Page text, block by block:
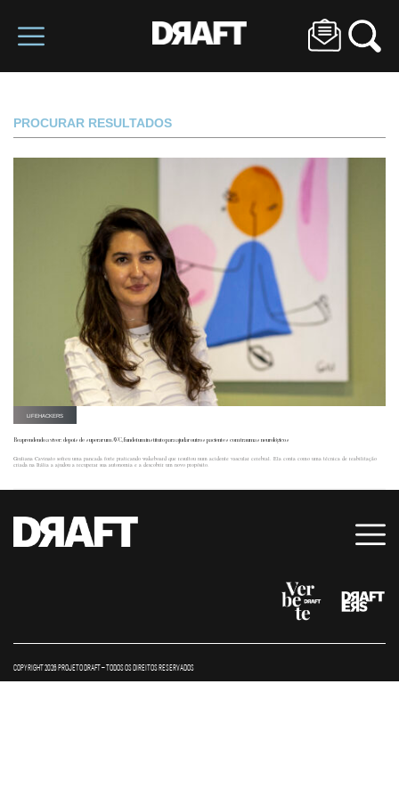
PROCURAR RESULTADOS
LIFEHACKERS
Reaprendendo a viver: depois de superar um AVC, fundei um instituto para ajudar outros pacientes com traumas neurológicos
Giuliana Cavinato sofreu uma pancada forte praticando wakeboard que resultou num acidente vascular cerebral. Ela conta como uma técnica de reabilitação
criada na Itália a ajudou a recuperar sua autonomia e a descobrir um novo propósito.
COPYRIGHT 2026 PROJETO DRAFT – TODOS OS DIREITOS RESERVADOS